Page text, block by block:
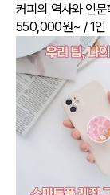
커피의 역사와 인
550,000원~ / 1인